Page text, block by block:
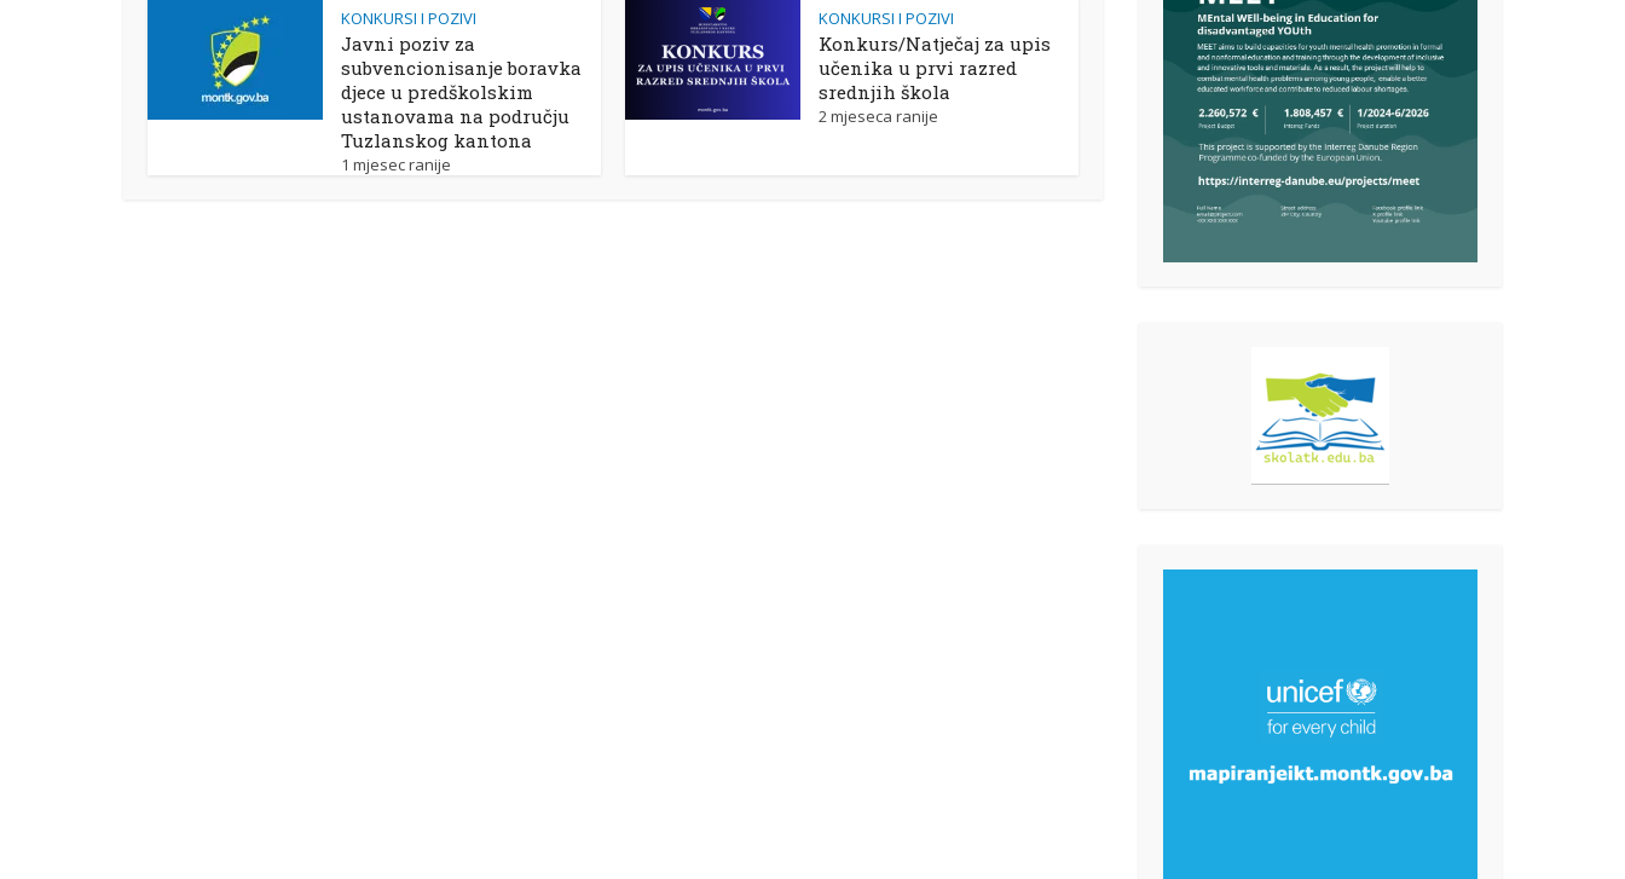
KONKURSI I POZIVI
Javni poziv za
subvencionisanje boravka
djece u predškolskim
ustanovama na području
Tuzlanskog kantona
1 mjesec ranije
KONKURSI I POZIVI
Konkurs/Natječaj za upis
učenika u prvi razred
srednjih škola
2 mjeseca ranije